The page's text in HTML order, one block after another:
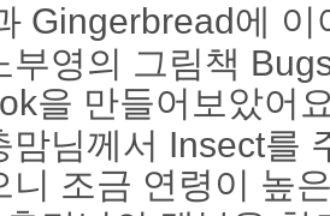
Gingerbread에 이
부영의 그림책
을 만들어보았어
맘님께서 Insect를
니 조금 연령이 높